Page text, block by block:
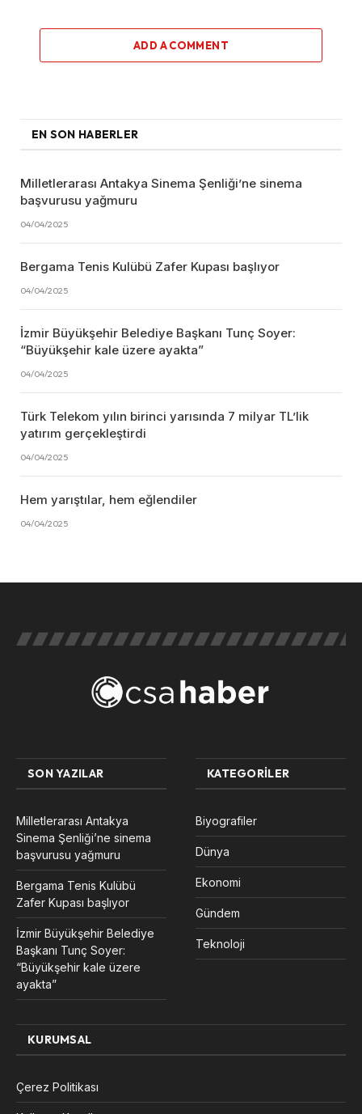
ADD A COMMENT
EN SON HABERLER
Milletlerarası Antakya Sinema Şenliği’ne sinema
başvurusu yağmuru
04/04/2025
Bergama Tenis Kulübü Zafer Kupası başlıyor
04/04/2025
İzmir Büyükşehir Belediye Başkanı Tunç Soyer:
“Büyükşehir kale üzere ayakta”
04/04/2025
Türk Telekom yılın birinci yarısında 7 milyar TL’lik
yatırım gerçekleştirdi
04/04/2025
Hem yarıştılar, hem eğlendiler
04/04/2025
SON YAZILAR
Milletlerarası Antakya
Sinema Şenliği’ne sinema
başvurusu yağmuru
Bergama Tenis Kulübü
Zafer Kupası başlıyor
İzmir Büyükşehir Belediye
Başkanı Tunç Soyer:
“Büyükşehir kale üzere
ayakta”
KATEGORILER
Biyografiler
Dünya
Ekonomi
Gündem
Teknoloji
KURUMSAL
Çerez Politikası